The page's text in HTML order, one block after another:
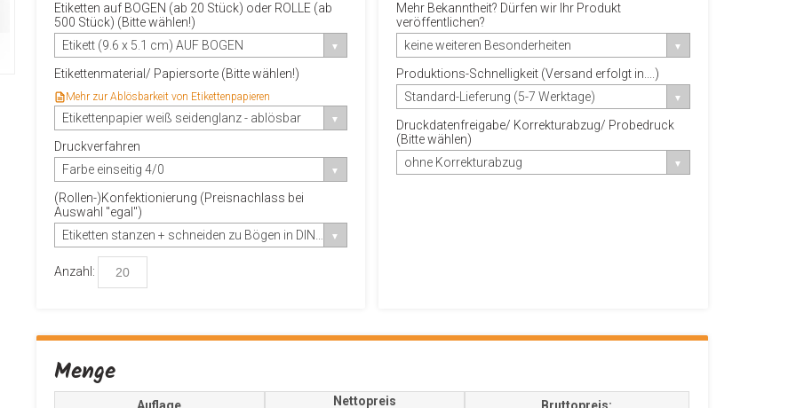
Etiketten auf BOGEN (ab 20 Stück) oder ROLLE (ab
500 Stück) (Bitte wählen!)
Etikett (9.6 x 5.1 cm) AUF BOGEN
Etikettenmaterial/ Papiersorte (Bitte wählen!)
Mehr zur Ablösbarkeit von Etikettenpapieren
Etikettenpapier weiß seidenglanz - ablösbar
Druckverfahren
Farbe einseitig 4/0
(Rollen-)Konfektionierung (Preisnachlass bei
Auswahl "egal")
Anzahl:
Mehr Bekanntheit? Dürfen wir Ihr Produkt
veröffentlichen?
keine weiteren Besonderheiten
Produktions-Schnelligkeit (Versand erfolgt in....)
Standard-Lieferung (5-7 Werktage)
Druckdatenfreigabe/ Korrekturabzug/ Probedruck
(Bitte wählen)
ohne Korrekturabzug
Menge
Nettopreis